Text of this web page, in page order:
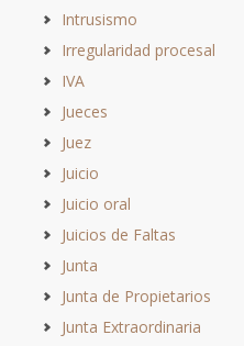
Intrusismo
Irregularidad procesal
IVA
Jueces
Juez
Juicio
Juicio oral
Juicios de Faltas
Junta
Junta de Propietarios
Junta Extraordinaria